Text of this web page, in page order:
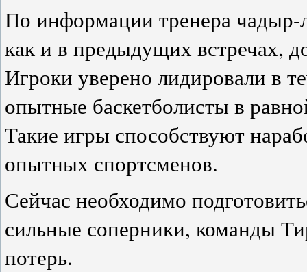
По информации тренера чадыр-
как и в предыдущих встречах,
Игроки уверено лидировали в
опытные баскетболисты в
Такие игры способствуют
опытных спортсменов.
Сейчас необходимо
сильные соперники, команды
потерь.